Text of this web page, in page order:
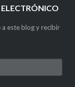
este blog y recibir